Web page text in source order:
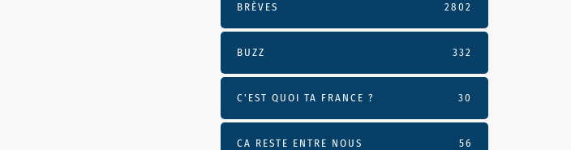
BRÈVES 2802
BUZZ 332
C'EST QUOI TA FRANCE ? 30
CA RESTE ENTRE NOUS 56